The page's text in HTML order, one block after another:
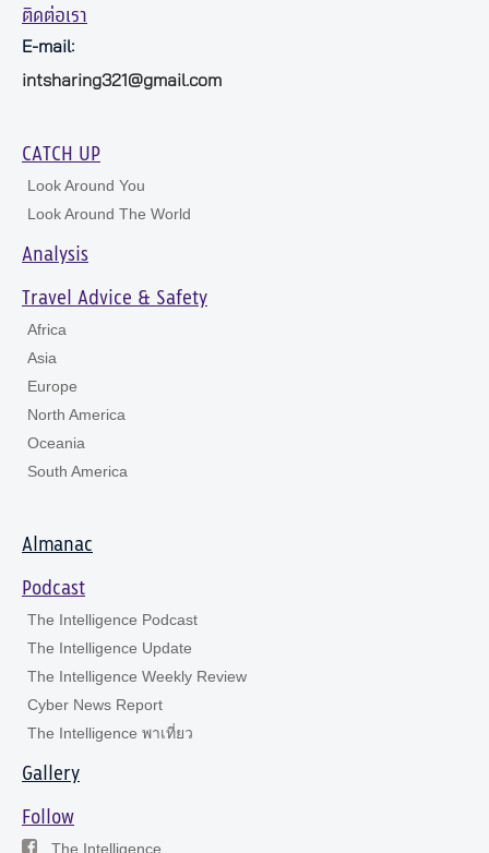
ติดต่อเรา
E-mail:
intsharing321@gmail.com
CATCH UP
Look Around You
Look Around The World
Analysis
Travel Advice & Safety
Africa
Asia
Europe
North America
Oceania
South America
Almanac
Podcast
The Intelligence Podcast
The Intelligence Update
The Intelligence Weekly Review
Cyber News Report
The Intelligence พาเที่ยว
Gallery
Follow
The Intelligence